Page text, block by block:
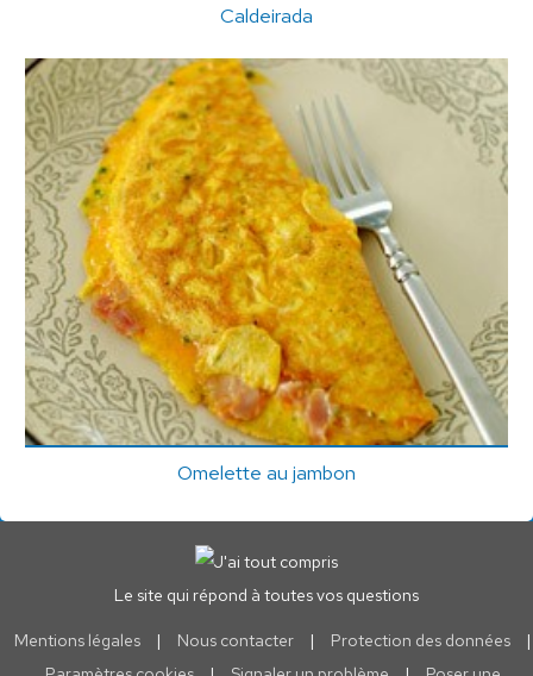
Caldeirada
Omelette au jambon
Le site qui répond à toutes vos questions
Mentions légales | Nous contacter | Protection des données
|